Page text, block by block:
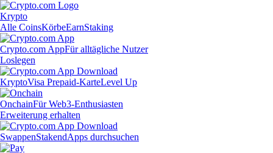
Krypto
Alle CoinsKörbeEarnStaking
Crypto.com AppFür alltägliche Nutzer
Loslegen
KryptoVisa Prepaid-KarteLevel Up
OnchainFür Web3-Enthusiasten
Erweiterung erhalten
SwappenStakendApps durchsuchen